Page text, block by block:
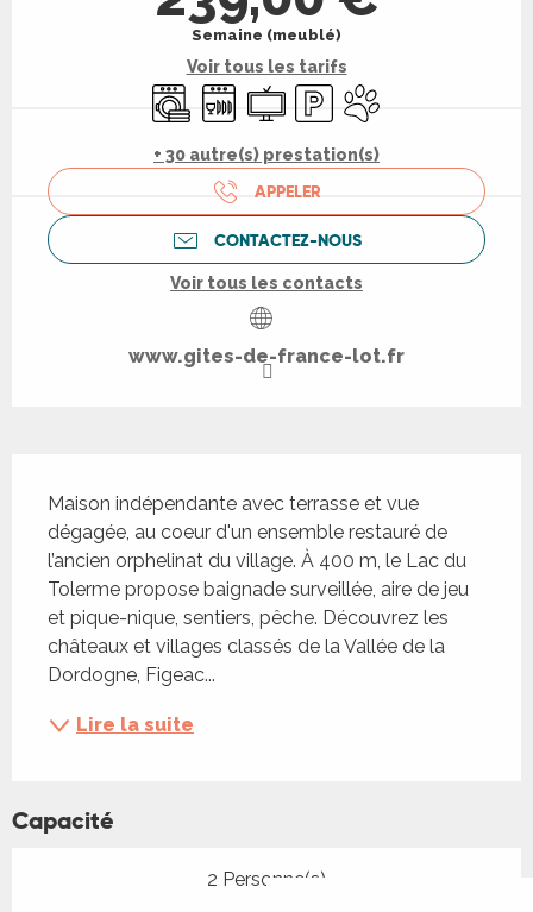
Semaine (meublé)
Voir tous les tarifs
Lave lingeLave vaisselle
Télévision
ParkingAnimaux acceptés
+ 30 autre(s) prestation(s)
APPELER
CONTACTEZ-NOUS
Voir tous les contacts
www.gites-de-france-lot.fr
Maison indépendante avec terrasse et vue
dégagée, au coeur d'un ensemble restauré de
l’ancien orphelinat du village. À 400 m, le Lac du
Tolerme propose baignade surveillée, aire de jeu
et pique-nique, sentiers, pêche. Découvrez les
châteaux et villages classés de la Vallée de la
Dordogne, Figeac...
Lire la suite
Capacité
2 Personne(s)